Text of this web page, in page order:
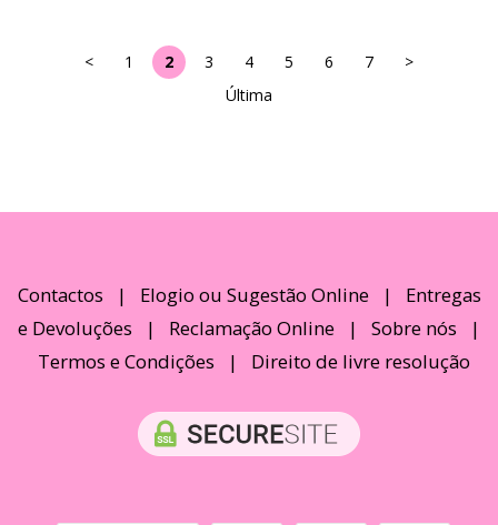
< 1 2 3 4 5 6 7
>
Última
Contactos | Elogio ou Sugestão Online| Entregas
e Devoluções | Reclamação Online | Sobre nós |
Termos e Condições | Direito de livre resolução